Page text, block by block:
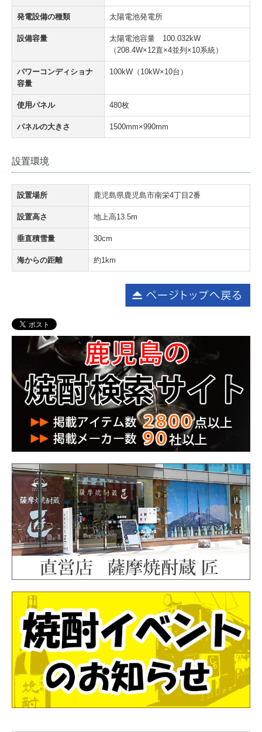
発電設備の種類 太陽電池発電所
設備容量
太陽電池容量 100.032kW
（208.4W×12直×4並列×10系統）
パワーコンディショナ
容量
100kW（10kW×10台）
使用パネル 480枚
パネルの大きさ 1500mm×990mm
設置環境
設置場所 鹿児島県鹿児島市南栄4丁目2番
設置高さ 地上高13.5m
垂直積雪量 30cm
海からの距離 約1km